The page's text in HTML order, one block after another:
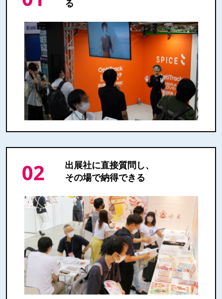
る
02
出展社に直接質問し、
その場で納得できる